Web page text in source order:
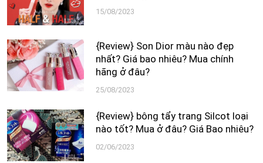
15/08/2023
{Review} Son Dior màu nào đẹp
nhất? Giá bao nhiêu? Mua chính
hãng ở đâu?
25/08/2023
{Review} bông tẩy trang Silcot loại
nào tốt? Mua ở đâu? Giá Bao nhiêu?
02/06/2023